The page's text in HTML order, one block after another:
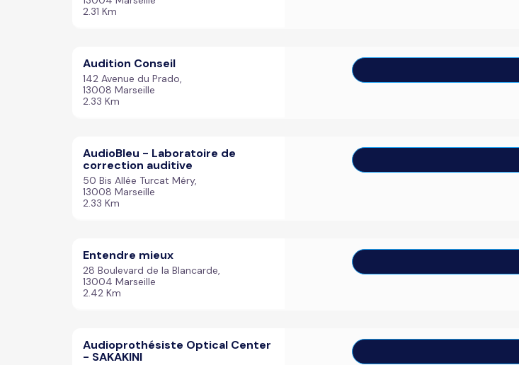
2.31 Km
Audition Conseil
142 Avenue du Prado,
13008 Marseille
2.33 Km
AudioBleu - Laboratoire de
correction auditive
50 Bis Allée Turcat Méry,
13008 Marseille
2.33 Km
Entendre mieux
28 Boulevard de la Blancarde,
13004 Marseille
2.42 Km
Audioprothésiste Optical Center
- SAKAKINI